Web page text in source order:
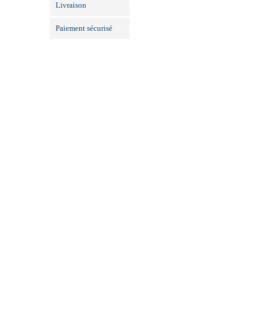
Livraison
Paiement sécurisé